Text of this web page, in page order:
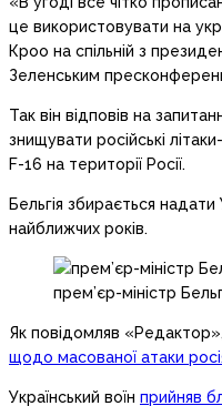
це використовувати на
Кроо на спільній з
Зеленським
Так він відповів на
знищувати російські
F-16 на території Росії.
Бельгія збирається
найближчих років.
прем’єр-міністр
Як повідомляв
щодо масованої атаки
Український воїн прийняв